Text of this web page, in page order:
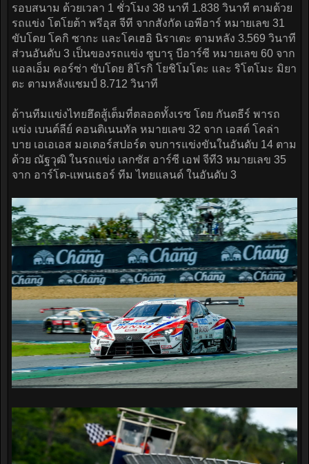
รอบสนาม ด้วยเวลา 1 ชั่วโมง 38 นาที 1.838 วินาที ตามด้วย
รถแข่ง โตโยต้า พรีอุส จีที จากสังกัด เอพีอาร์ หมายเลข 31
ขับโดย โคกิ ซากะ และโคเฮอิ นิราเตะ ตามหลัง 3.569 วินาที
ส่วนอันดับ 3 เป็นของรถแข่ง ซูบารุ บีอาร์ซี หมายเลข 60 จาก
แอลเอ็ม คอร์ซ่า ขับโดย ฮิโรกิ โยชิโมโตะ และ ริโตโมะ มิยา
ตะ ตามหลังแชมป์ 8.712 วินาที
ด้านทีมแข่งไทยฮึดสู้เต็มที่ตลอดทั้งเรซ โดย กันตธีร์ พารถ
แข่ง เบนต์ลีย์ คอนติเนนทัล หมายเลข 32 จาก เอสต์ โคล่า
บาย เอเอเอส มอเตอร์สปอร์ต จบการแข่งขันในอันดับ 14 ตาม
ด้วย ณัฐวุฒิ ในรถแข่ง เลกซัส อาร์ซี เอฟ จีที3 หมายเลข 35
จาก อาร์โต-แพนเธอร์ ทีม ไทยแลนด์ ในอันดับ 3